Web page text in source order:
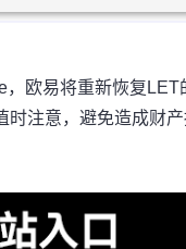
欧易将重新恢复
注意，避免造成财产